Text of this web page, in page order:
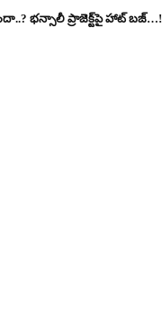
భన్సాలీ ప్రాజెక్ట్‌పై హాట్ బజ్…!